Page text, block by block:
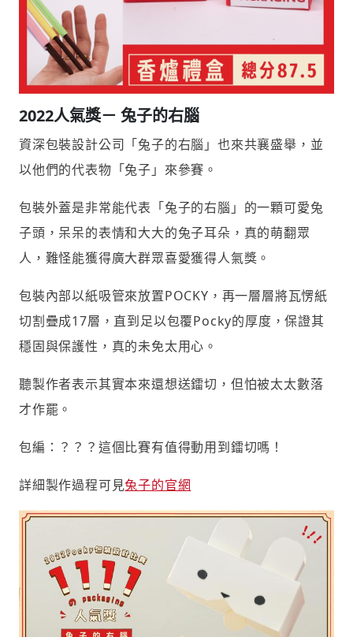
2022人氣獎－ 兔子的右腦
資深包裝設計公司「兔子的右腦」也來共襄盛舉，並
以他們的代表物「兔子」來參賽。
包裝外蓋是非常能代表「兔子的右腦」的一顆可愛兔
子頭，呆呆的表情和大大的兔子耳朵，真的萌翻眾
人，難怪能獲得廣大群眾喜愛獲得人氣獎。
包裝內部以紙吸管來放置POCKY，再一層層將瓦愣紙
切割疊成17層，直到足以包覆Pocky的厚度，保證其
穩固與保護性，真的未免太用心。
聽製作者表示其實本來還想送鐳切，但怕被太太數落
才作罷。
包編：？？？這個比賽有值得動用到鐳切嗎！
詳細製作過程可見兔子的官網